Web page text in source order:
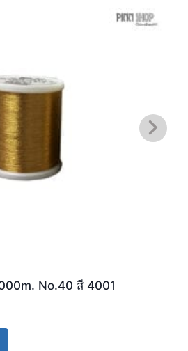
No.40 สี 4001